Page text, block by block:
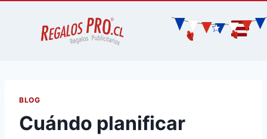
BLOG
Cuándo planificar